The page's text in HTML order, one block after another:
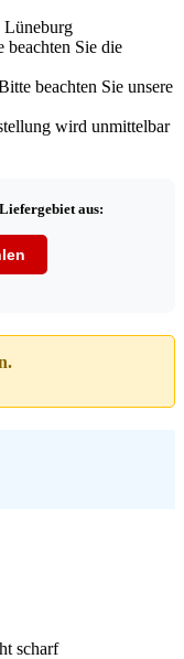
Lüneburg
beachten Sie unsere
wird unmittelbar
aus:
scharf